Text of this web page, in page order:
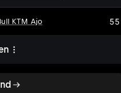
KTM Ajo